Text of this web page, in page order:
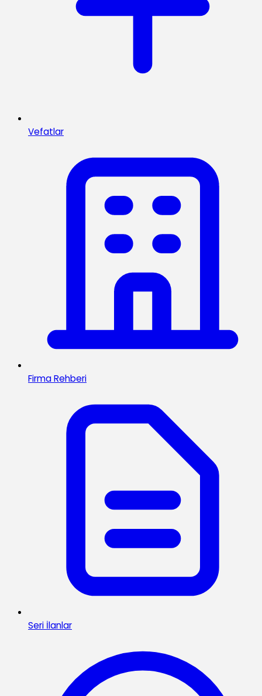
Vefatlar
Firma Rehberi
Seri İlanlar